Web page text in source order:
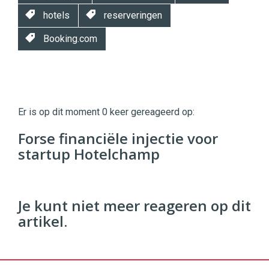
hotels reserveringen
Booking.com
|
Digital
Commercehttps://twinklemagazine.nl
9654
Er is op dit moment 0 keer gereageerd op:
Forse financiële injectie voor
startup Hotelchamp
Je kunt niet meer reageren op dit
artikel.